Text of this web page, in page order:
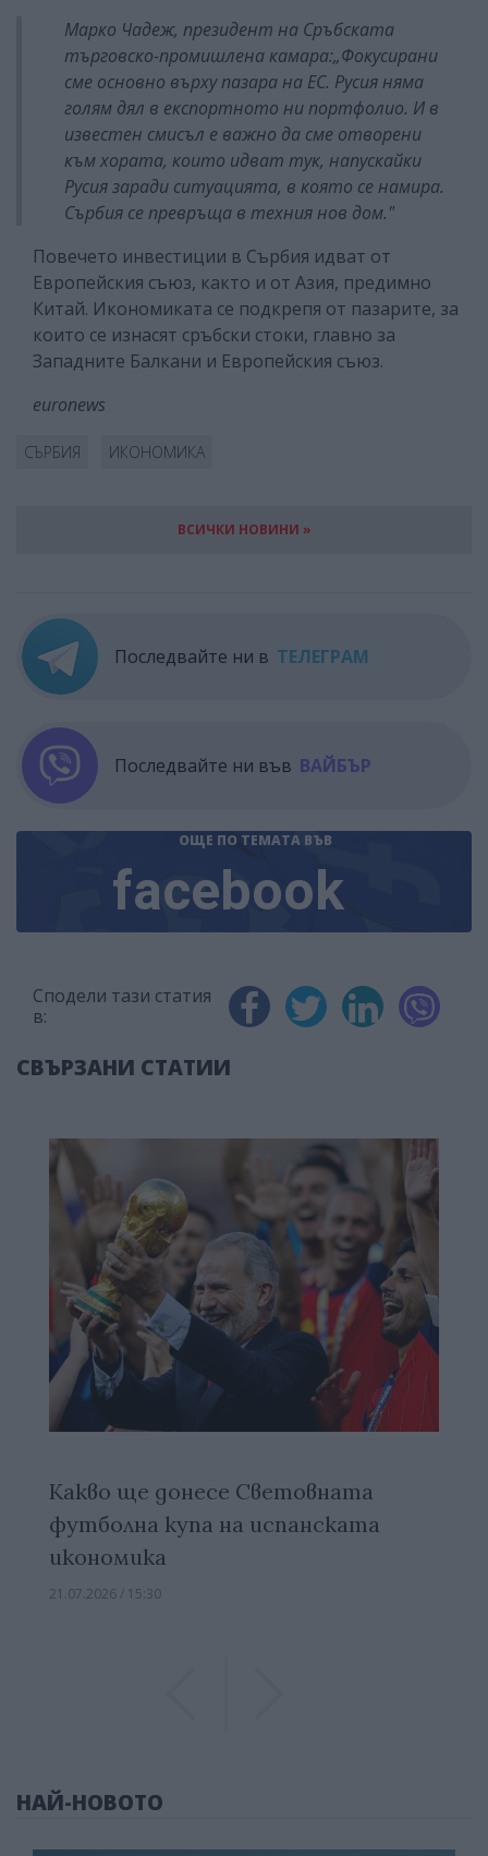
Марко Чадеж, президент на Сръбската
търговско-промишлена камара:„Фокусирани
сме основно върху пазара на ЕС. Русия няма
голям дял в експортното ни портфолио. И в
известен смисъл е важно да сме отворени
към хората, които идват тук, напускайки
Русия заради ситуацията, в която се намира.
Сърбия се превръща в техния нов дом."
Повечето инвестиции в Сърбия идват от
Европейския съюз, както и от Азия, предимно
Китай. Икономиката се подкрепя от пазарите, за
които се изнасят сръбски стоки, главно за
Западните Балкани и Европейския съюз.
euronews
СЪРБИЯ ИКОНОМИКА
ВСИЧКИ НОВИНИ »
Последвайте ни в ТЕЛЕГРАМ
Последвайте ни във ВАЙБЪР
ОЩЕ ПО ТЕМАТА ВЪВ
facebook
Сподели тази статия
в:
СВЪРЗАНИ СТАТИИ
Какво ще донесе Световната
футболна купа на испанската
икономика
21.07.2026 / 15:30
НАЙ-НОВОТО